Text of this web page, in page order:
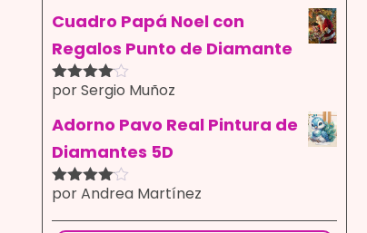
5
Cuadro Papá Noel con
Regalos Punto de Diamante
Valorado
5
por Sergio Muñoz
Adorno Pavo Real Pintura de
Diamantes 5D
Valorado
5
por Andrea Martínez